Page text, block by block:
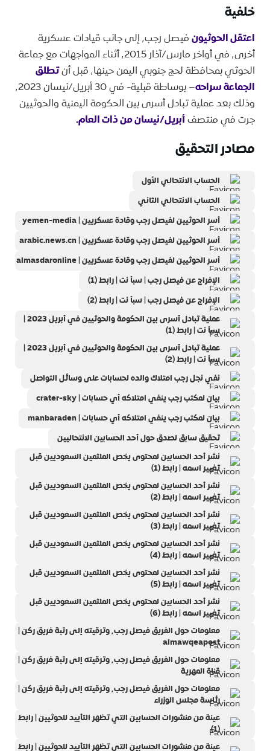
خلفية
اعتقل الحوثيون
فيصل رجب٬ إلى جانب قيادات عسكرية
أخرى٬ في أواخر مارس/آذار ٬2015 أثناء المواجهات مع جماعة
الحوثي بمحافظة لحج جنوبي اليمن حينها٬ قبل أن
تطلق
الجماعة سراحه
– بوساطة قبلية- في 30 أبريل/نيسان ٬2023
وذلك بعد عملية تبادل أسرى بين الحكومة اليمنية والحوثيين
جرت في منتصفأبريل/نيسان من ذات العام.
مصادر التحقيق
الحساب الانتحالي الأول
الحساب الانتحالي الثاني
أسر الحوثيين لفيصل رجب وقادة عسكريين | yemen-media
أسر الحوثيين لفيصل رجب وقادة عسكريين | arabic.news.cn
أسر الحوثيين لفيصل رجب وقادة عسكريين | almasdaronline
الإفراج عن فيصل رجب | سبأ نت | رابط (1)
الإفراج عن فيصل رجب | سبأ نت | رابط (2)
عملية تبادل أسرى بين الحكومة والحوثيين في أبريل 2023 |
سبأ نت | رابط (1)
عملية تبادل أسرى بين الحكومة والحوثيين في أبريل 2023 |
سبأ نت | رابط (2)
نفي نجل رجب امتلاك والده لحسابات على وسائل التواصل
بيان لمكتب رجب ينفي امتلاكه أي حسابات | crater-sky
بيان لمكتب رجب ينفي امتلاكه أي حسابات | manbaraden
تحقيق سابق لصدق حول أحد الحسابين الانتحاليين
نشر أحد الحسابين لمحتوى يخص الملثمين السعوديين قبل
تغيير اسمه | رابط (1)
نشر أحد الحسابين لمحتوى يخص الملثمين السعوديين قبل
تغيير اسمه | رابط (2)
نشر أحد الحسابين لمحتوى يخص الملثمين السعوديين قبل
تغيير اسمه | رابط (3)
نشر أحد الحسابين لمحتوى يخص الملثمين السعوديين قبل
تغيير اسمه | رابط (4)
نشر أحد الحسابين لمحتوى يخص الملثمين السعوديين قبل
تغيير اسمه | رابط (5)
نشر أحد الحسابين لمحتوى يخص الملثمين السعوديين قبل
تغيير اسمه | رابط (6)
معلومات حول الفريق فيصل رجب٬ وترقيته إلى رتبة فريق ركن |
almawqeapost
معلومات حول الفريق فيصل رجب٬ وترقيته إلى رتبة فريق ركن |
قناة المهرية
معلومات حول الفريق فيصل رجب٬ وترقيته إلى رتبة فريق ركن |
رئاسة مجلس الوزراء
عينة من منشورات الحسابين التي تظهر التأييد للحوثيين | رابط
(1)
عينة من منشورات الحسابين التي تظهر التأييد للحوثيين | رابط